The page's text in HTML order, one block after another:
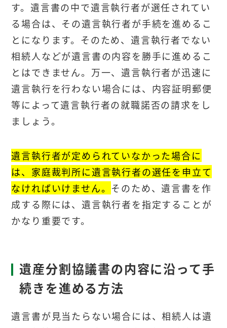
す。遺言書の中で遺言執行者が選任されてい
る場合は、その遺言執行者が手続を進めるこ
とになります。そのため、遺言執行者でない
相続人などが遺言書の内容を勝手に進めるこ
とはできません。万一、遺言執行者が迅速に
遺言執行を行わない場合には、内容証明郵便
等によって遺言執行者の就職諾否の請求をし
ましょう。
遺言執行者が定められていなかった場合に
は、家庭裁判所に遺言執行者の選任を申立て
なければいけません。 そのため、 遺言書を作
成する際には、遺言執行者を指定することが
かなり重要です。
遺産分割協議書の内容に沿って手
続きを進める方法
遺言書が見当たらない場合には、相続人は遺